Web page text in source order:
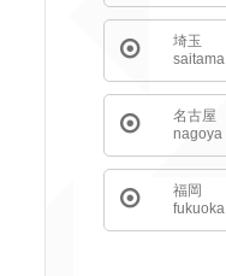
埼玉
saitama
名古屋
nagoya
福岡
fukuoka